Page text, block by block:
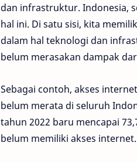
dan infrastruktur. Indonesia,
hal ini. Di satu sisi, kita
dalam hal teknologi dan
belum merasakan dampak
Sebagai contoh, akses
belum merata di seluruh
tahun 2022 baru mencapai
belum memiliki akses internet.